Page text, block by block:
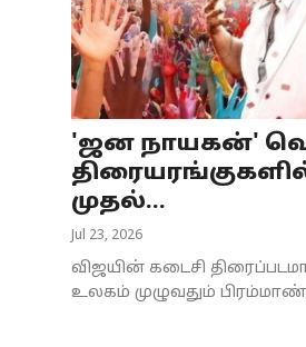
'ஜன நாயகன்'
திரையரங்குகளில்
முதல்...
Jul 23, 2026
விஜயின் கடைசி
உலகம் முழுவதும்